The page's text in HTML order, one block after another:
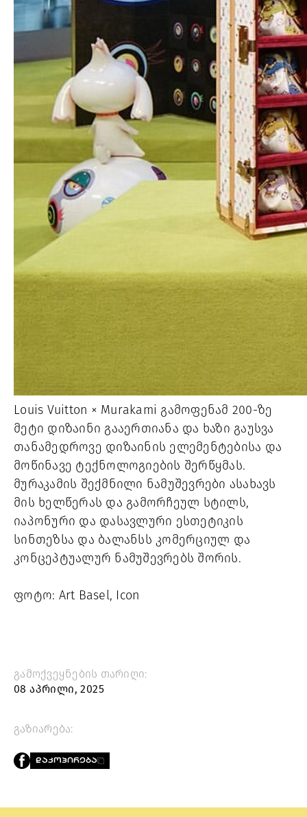
Louis Vuitton × Murakami გამოფენამ 200-ზე
მეტი დიზაინი გააერთიანა და ხაზი გაუსვა
თანამედროვე დიზაინის ელემენტებისა და
მოწინავე ტექნოლოგიების შერწყმას.
მურაკამის შექმნილი ნამუშევრები ასახავს
მის ხელწერას და გამორჩეულ სტილს,
იაპონური და დასავლური ესთეტიკის
სინთეზსა და ბალანსს კომერციულ და
კონცეპტუალურ ნამუშევრებს შორის.
ფოტო: Art Basel, Icon
გამოქვეყნების თარიღი:
08 აპრილი, 2025
გაზიარება:
ᲓᲐᲙᲝᲞᲘᲠᲔᲑᲐ